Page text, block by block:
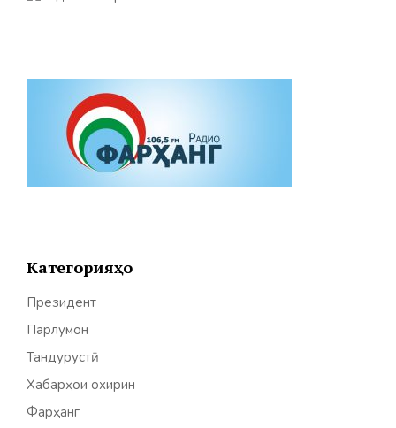
Категорияҳо
Президент
Парлумон
Тандурустӣ
Хабарҳои охирин
Фарҳанг